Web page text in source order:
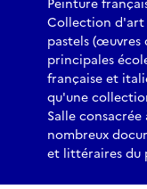
Peinture
Collection d'art
pastels (œuvres
principales
française et
qu'une
Salle
nombreux
et littéraires du